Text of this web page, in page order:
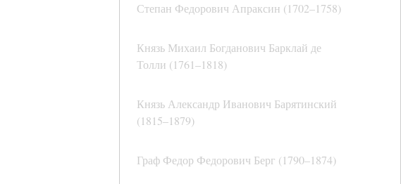
Степан Федорович Апраксин (1702–1758)
Князь Михаил Богданович Барклай де
Толли (1761–1818)
Князь Александр Иванович Барятинский
(1815–1879)
Граф Федор Федорович Берг (1790–1874)